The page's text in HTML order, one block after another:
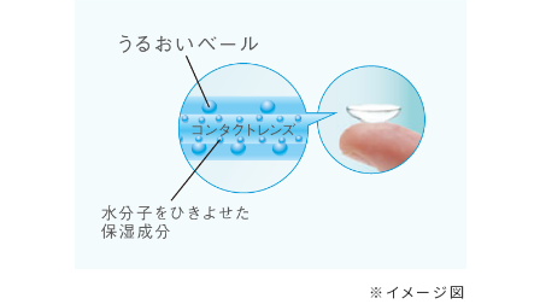
イメージ図